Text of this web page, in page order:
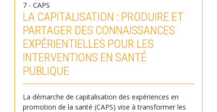
7 - CAPS
LA CAPITALISATION : PRODUIRE ET
PARTAGER DES CONNAISSANCES
EXPÉRIENTIELLES POUR LES
INTERVENTIONS EN SANTÉ
PUBLIQUE
La démarche de capitalisation des expériences en
promotion de la santé (CAPS) vise à transformer les